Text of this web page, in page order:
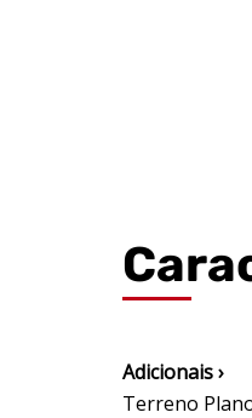
Adicionais ›
Terreno